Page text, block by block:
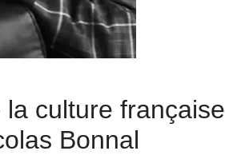
culture française
Bonnal